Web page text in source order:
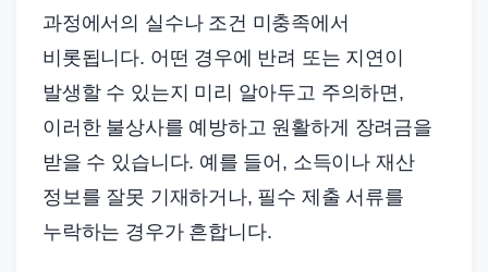
과정에서의 실수나 조건 미충족에서
비롯됩니다. 어떤 경우에 반려 또는 지연이
발생할 수 있는지 미리 알아두고 주의하면,
이러한 불상사를 예방하고 원활하게 장려금을
받을 수 있습니다. 예를 들어, 소득이나 재산
정보를 잘못 기재하거나, 필수 제출 서류를
누락하는 경우가 흔합니다.